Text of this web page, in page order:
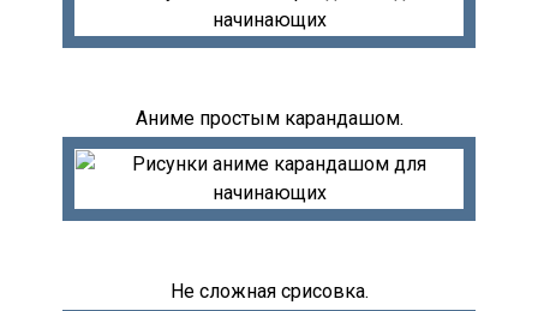
Аниме простым карандашом.
Не сложная срисовка.